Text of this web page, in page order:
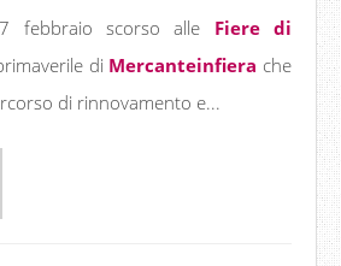
febbraio scorso alle Fiere di
di Mercanteinfiera che
di rinnovamento e...